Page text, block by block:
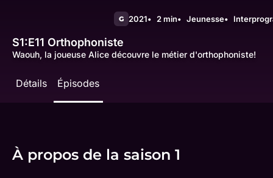
G 2021 2 min Jeunesse
S1:E11 Orthophoniste
Waouh, la joueuse Alice découvre le métier d'orthophoniste!
Détails Épisodes
À propos de la saison 1